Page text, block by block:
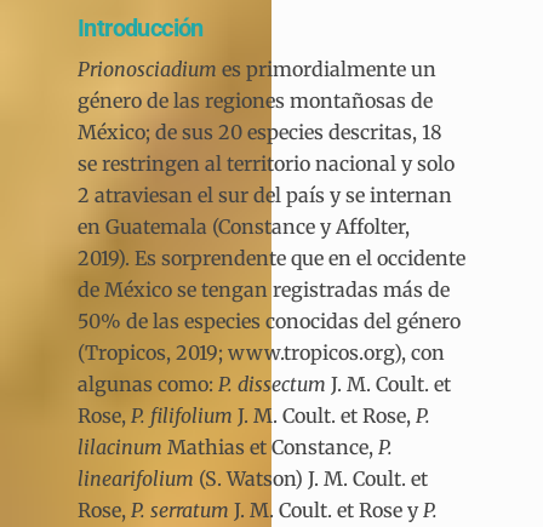
Introducción
Prionosciadium es primordialmente un
género de las regiones montañosas de
México; de sus 20 especies descritas, 18
se restringen al territorio nacional y solo
2 atraviesan el sur del país y se internan
en Guatemala (Constance y Affolter,
2019). Es sorprendente que en el occidente
de México se tengan registradas más de
50% de las especies conocidas del género
(Tropicos, 2019; www.tropicos.org), con
algunas como: P. dissectum J. M. Coult. et
Rose, P. filifolium J. M. Coult. et Rose, P.
lilacinum Mathias et Constance, P.
linearifolium (S. Watson) J. M. Coult. et
Rose, P. serratum J. M. Coult. et Rose y P.